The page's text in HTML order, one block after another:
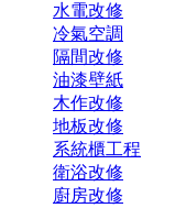
水電改修
冷氣空調
隔間改修
油漆壁紙
木作改修
地板改修
系統櫃工程
衛浴改修
廚房改修